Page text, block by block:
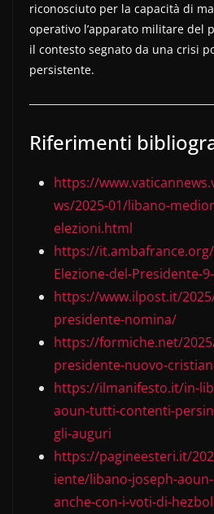
riconosciuto per la capacità di
operativo l’apparato militare del
il contesto segnato da una crisi
persistente.
Riferimenti
https://
ws/2025-01/libano-
elezioni.html
https://
Elezione-del-Presidente-
https://www.ilpost.it/
presidente-nomina/
https://formiche.net/
presidente-nuovo-
https://ilmanifesto.it/in-
aoun-tutti-contenti-
gli-auguri
https://pagineesteri.it/
iente/libano-joseph-
anche-con-i-voti-di-